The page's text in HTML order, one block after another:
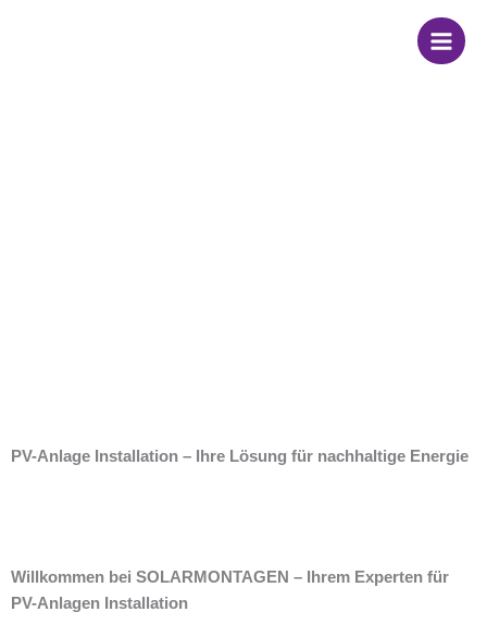
PV-Anlage Installation – Ihre Lösung für nachhaltige Energie
Willkommen bei SOLARMONTAGEN – Ihrem Experten für
PV-Anlagen Installation